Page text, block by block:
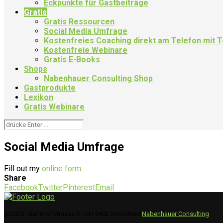
Eckpunkte für Gastbeiträge
Gratis
Gratis Ressourcen
Social Media Umfrage
Kostenfreies Coaching direkt am Telefon mit
Kostenfreie Webinare
Gratis E-Books
Shops
Nabenhauer Consulting Shop
Gastprodukte
Lexikon
Gratis Webinare
Social Media Umfrage
Fill out my online form.
Share
FacebookTwitterPinterestEmail
Nabenhauer Consulting